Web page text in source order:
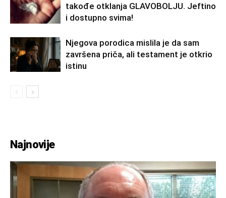
takođe otklanja GLAVOBOLJU. Jeftino
i dostupno svima!
Njegova porodica mislila je da sam
završena priča, ali testament je otkrio
istinu
Najnovije